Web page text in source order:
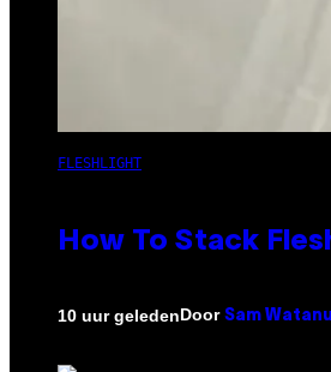
FLESHLIGHT
How To Stack
10 uur geledenDoor Sam